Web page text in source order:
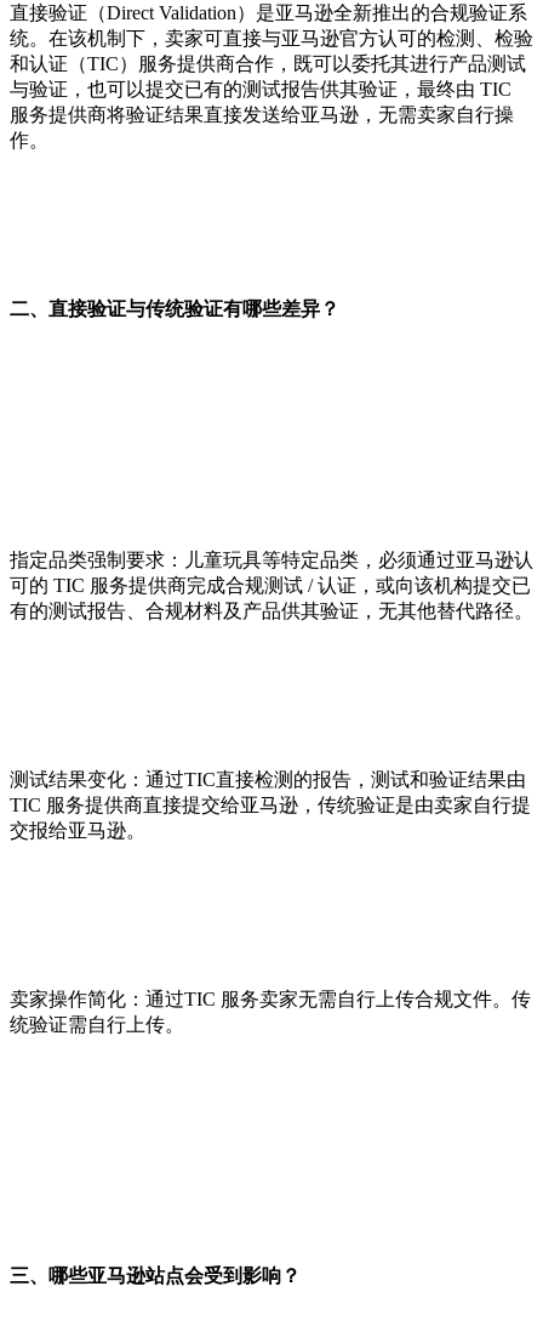
直接验证（Direct Validation）是亚马逊全新推出的合规验证系
统。在该机制下，卖家可直接与亚马逊官方认可的检测、检验
和认证（TIC）服务提供商合作，既可以委托其进行产品测试
与验证，也可以提交已有的测试报告供其验证，最终由 TIC
服务提供商将验证结果直接发送给亚马逊，无需卖家自行操
作。
二、直接验证与传统验证有哪些差异？
指定品类强制要求：儿童玩具等特定品类，必须通过亚马逊认
可的 TIC 服务提供商完成合规测试 / 认证，或向该机构提交已
有的测试报告、合规材料及产品供其验证，无其他替代路径。
测试结果变化：通过TIC直接检测的报告，测试和验证结果由
TIC 服务提供商直接提交给亚马逊，传统验证是由卖家自行提
交报给亚马逊。
卖家操作简化：通过TIC 服务卖家无需自行上传合规文件。传
统验证需自行上传。
三、哪些亚马逊站点会受到影响？